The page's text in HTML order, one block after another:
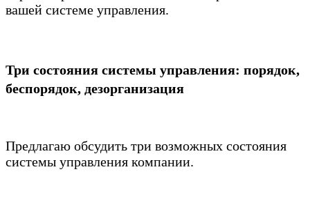
вашей системе управления.
Три состояния системы управления: порядок,
беспорядок, дезорганизация
Предлагаю обсудить три возможных состояния
системы управления компании.